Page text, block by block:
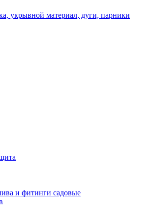
укрывной материал, дуги, парники
и фитинги садовые